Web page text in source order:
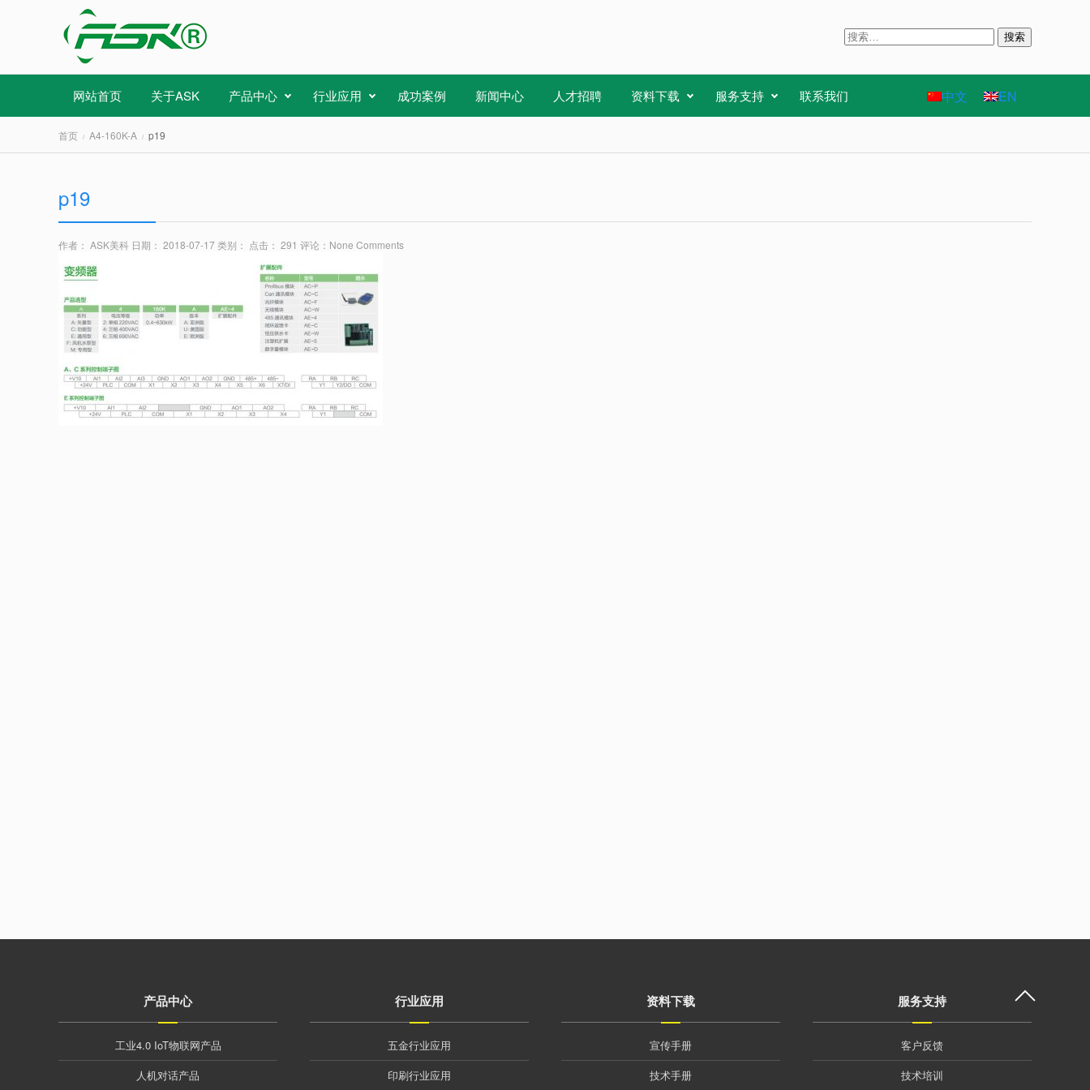
搜
网站首页 关于ASK 产品中心 行业应用 成功案例 新闻中心 人才招聘 资料下载 服务支持 联系我们 中文 EN
首页 A4-160K-A p19
p19
作者： ASK美科 日期： 2018-07-17 类别： 点击： 291 评论： None Comments
产品中心
工业4.0 IoT物联网产品
人机对话产品
行业应用
五金行业应用
印刷行业应用
资料下载
宣传手册
技术手册
服务支持
客户反馈
技术培训